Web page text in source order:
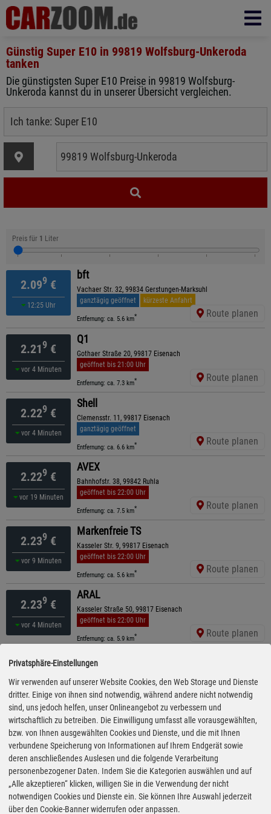
Günstig Super E10 in 99819 Wolfsburg-Unkeroda
tanken
Die günstigsten Super E10 Preise in 99819 Wolfsburg-
Unkeroda kannst du in unserer Übersicht vergleichen.
Preis für 1 Liter
2.099 €
12:25 Uhr
bft
Vachaer Str. 32, 99834 Gerstungen-Marksuhl
ganztägig geöffnet
kürzeste Anfahrt
Entfernung: ca. 5.6 km* Route planen
2.219 €
vor 4 Minuten
Q1
Gothaer Straße 20, 99817 Eisenach
geöffnet bis 21:00 Uhr
Entfernung: ca. 7.3 km* Route planen
2.229 €
vor 4 Minuten
Shell
Clemensstr. 11, 99817 Eisenach
ganztägig geöffnet
Entfernung: ca. 6.6 km* Route planen
2.229 €
vor 19 Minuten
AVEX
Bahnhofstr. 38, 99842 Ruhla
geöffnet bis 22:00 Uhr
Entfernung: ca. 7.5 km* Route planen
2.239 €
vor 9 Minuten
Markenfreie TS
Kasseler Str. 9, 99817 Eisenach
geöffnet bis 22:00 Uhr
Entfernung: ca. 5.6 km* Route planen
2.239 €
vor 4 Minuten
ARAL
Kasseler Straße 50, 99817 Eisenach
geöffnet bis 22:00 Uhr
Entfernung: ca. 5.9 km* Route planen
2.239€
ARAL
ganztägig geöffnet
Entfernung: ca. 6.6 km * Route planen
2.239€
vor 9 Minuten
ARAL
An Der Karlskuppe 1, 99817 Eisenach
geöffnet bis 22:00 Uhr
Entfernung: ca. 7.1 km Route planen
2.239€
Access
Langensalzaer Str. 77, 99817 Eisenach
Privatsphäre-Einstellungen
Wir verwenden auf unserer Website Cookies, den Web Storage und Dienste
dritter. Einige von ihnen sind notwendig, während andere nicht notwendig
sind, uns jedoch helfen, unser Onlineangebot zu verbessern und
wirtschaftlich zu betreiben. Die Einwilligung umfasst alle vorausgewählten,
bzw. von Ihnen ausgewählten Cookies und Dienste, und die mit Ihnen
verbundene Speicherung von Informationen auf Ihrem Endgerät sowie
deren anschließendes Auslesen und die folgende Verarbeitung
personenbezogener Daten. Indem Sie die Kategorien auswählen und auf
„Alle akzeptieren“ klicken, willigen Sie in die Verwendung der nicht
notwendigen Cookies und Dienste ein. Sie können Ihre Auswahl jederzeit
über den Cookie-Banner widerrufen oder anpassen.